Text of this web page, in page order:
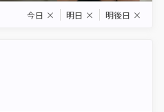
今日 × 明日 × 明後日 ×